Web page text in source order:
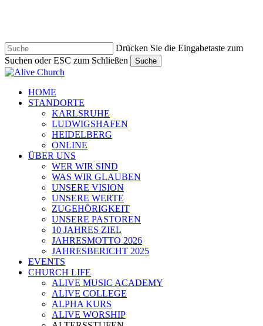
Drücken Sie die Eingabetaste zum
Suchen oder ESC zum Schließen
Suche
Suche
Navigationsmenü
HOME
STANDORTE
KARLSRUHE
LUDWIGSHAFEN
HEIDELBERG
ONLINE
ÜBER UNS
WER WIR SIND
WAS WIR GLAUBEN
UNSERE VISION
UNSERE WERTE
ZUGEHÖRIGKEIT
UNSERE PASTOREN
10 JAHRES ZIEL
JAHRESMOTTO 2026
JAHRESBERICHT 2025
EVENTS
CHURCH LIFE
ALIVE MUSIC ACADEMY
ALIVE COLLEGE
ALPHA KURS
ALIVE WORSHIP